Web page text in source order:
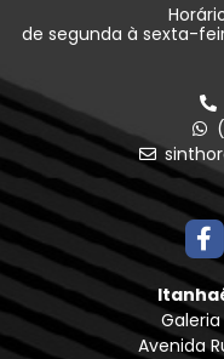
de segunda à sexta-
Galeria
Avenida